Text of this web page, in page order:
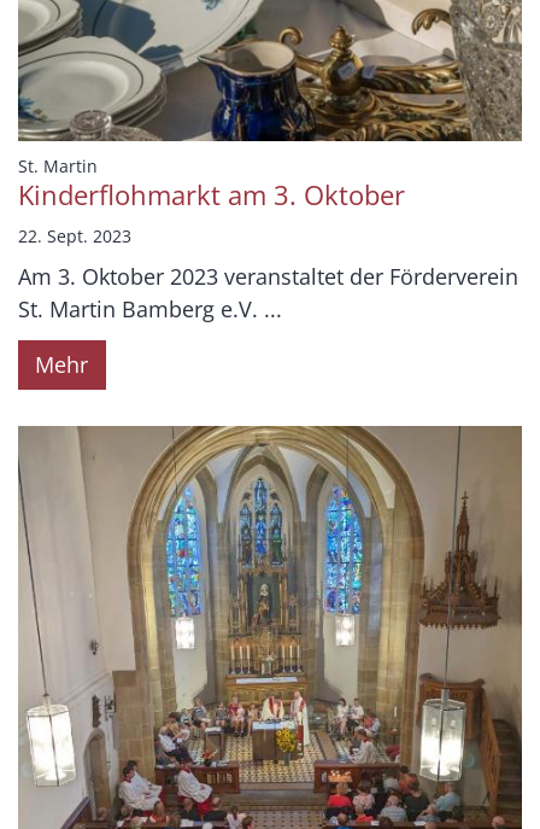
St. Martin
Kinderflohmarkt am 3. Oktober
22. Sept. 2023
Am 3. Oktober 2023 veranstaltet der Förderverein
St. Martin Bamberg e.V. ...
Mehr